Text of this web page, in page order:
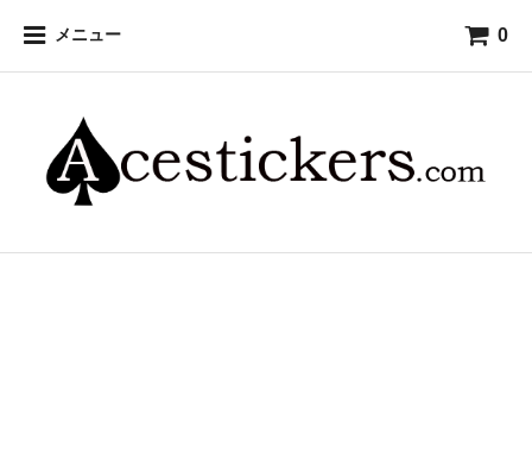
メニュー 0